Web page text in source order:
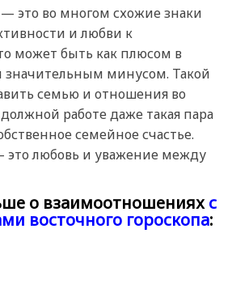
это во многом схожие знаки
и любви к
может быть как плюсом в
значительным минусом. Такой
семью и отношения во
работе даже такая пара
семейное счастье.
это любовь и уважение между
о взаимоотношенияхс
восточного гороскопа: